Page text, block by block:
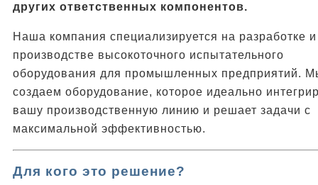
других ответственных компонентов.
Наша компания специализируется на разработке и
производстве высокоточного испытательного
оборудования для промышленных предприятий.
создаем оборудование, которое идеально
вашу производственную линию и решает задачи с
максимальной эффективностью.
Для кого это решение?